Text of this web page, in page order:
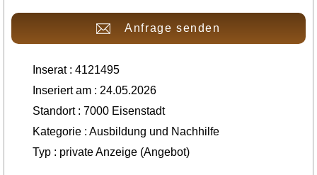
Anfrage senden
Inserat : 4121495
Inseriert am : 24.05.2026
Standort : 7000 Eisenstadt
Kategorie : Ausbildung und Nachhilfe
Typ : private Anzeige (Angebot)